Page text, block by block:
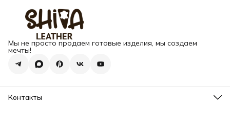
Мы не просто продаем готовые изделия, мы создаем
мечты!
Контакты